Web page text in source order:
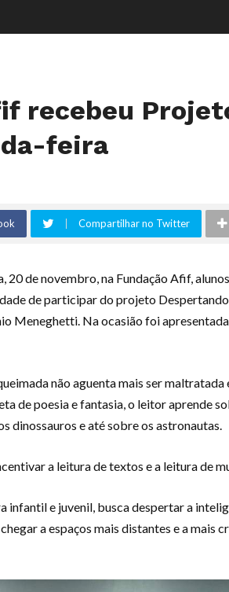
recebeu
feira
Compartilhar no Twitter
20 de novembro, na Fundação Afif,
de participar do projeto
Meneghetti. Na ocasião foi
não aguenta mais ser maltratada
de poesia e fantasia, o leitor aprende
dinossauros e até sobre os astronautas.
a leitura de textos e a leitura de
infantil e juvenil, busca despertar a
a espaços mais distantes e a mais